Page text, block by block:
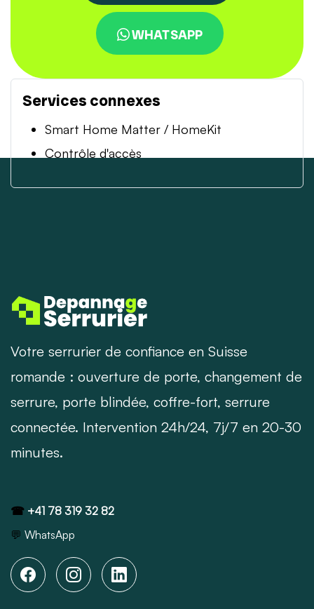
WHATSAPP
Services connexes
Smart Home Matter / HomeKit
Contrôle d'accès
Votre serrurier de confiance en Suisse
romande : ouverture de porte, changement de
serrure, porte blindée, coffre-fort, serrure
connectée. Intervention 24h/24, 7j/7 en 20-30
minutes.
☎ +41 78 319 32 82
💬 WhatsApp